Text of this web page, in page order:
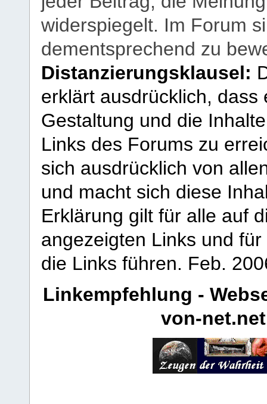
widerspiegelt. Im Forum
dementsprechend zu
Distanzierungsklausel:
erklärt ausdrücklich,
Gestaltung und die
Links des Forums zu
sich ausdrücklich von
und macht sich diese
Erklärung gilt für alle auf
angezeigten Links und
die Links führen. Feb.
Linkempfehlung -
von-net.net